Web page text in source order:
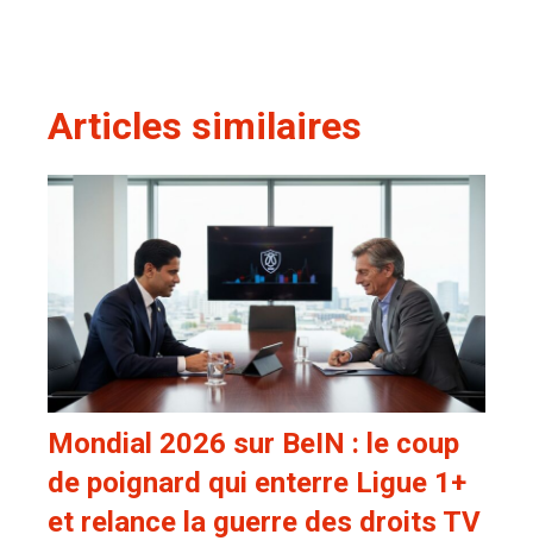
Articles similaires
Mondial 2026 sur BeIN : le coup
de poignard qui enterre Ligue 1+
et relance la guerre des droits TV